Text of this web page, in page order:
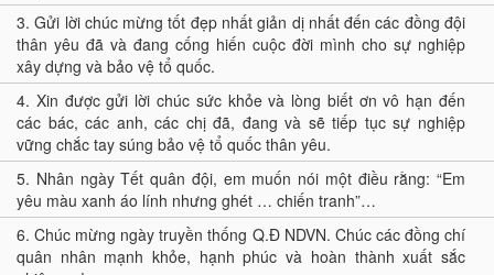
3.Gửi lời chúc mừng tốt đẹp nhất giản dị nhất đến các đồng đội
thân yêu đã và đang cống hiến cuộc đời mình cho sự nghiệp
xây dựng và bảo vệ tổ quốc.
4. Xin được gửi lời chúc sức khỏe và lòng biết ơn vô hạn đến
các bác, các anh, các chị đã, đang và sẽ tiếp tục sự nghiệp
vững chắc tay súng bảo vệ tổ quốc thân yêu.
5. Nhân ngày Tết quân đội, em muốn nói một điều rằng: “Em
yêu màu xanh áo lính nhưng ghét … chiến tranh”…
6.Chúc mừng ngày truyền thống Q.Đ NDVN. Chúc các đồng chí
quân nhân mạnh khỏe, hạnh phúc và hoàn thành xuất sắc